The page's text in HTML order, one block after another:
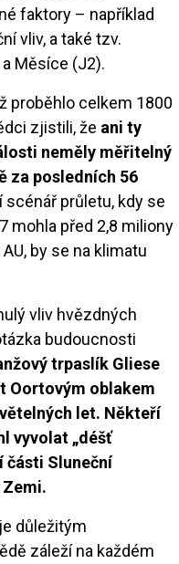
faktory – například
vliv, a také tzv.
Měsíce (J2).
proběhlo celkem 1800
zjistili, že ani ty
neměly měřitelný
za posledních 56
scénář průletu, kdy se
mohla před 2,8 miliony
by se na klimatu
vliv hvězdných
budoucnosti
trpaslík Gliese
Oortovým oblakem
let. Někteří
vyvolat „déšť
části Sluneční
důležitým
záleží na každém